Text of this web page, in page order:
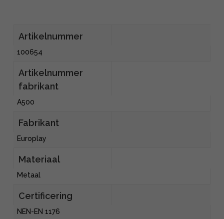
Artikelnummer
100654
Artikelnummer
fabrikant
A500
Fabrikant
Europlay
Materiaal
Metaal
Certificering
NEN-EN 1176